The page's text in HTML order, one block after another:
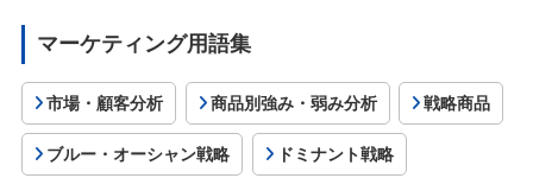
マーケティング用語集
市場・顧客分析 商品別強み・弱み分析 戦略商品
ブルー・オーシャン戦略 ドミナント戦略